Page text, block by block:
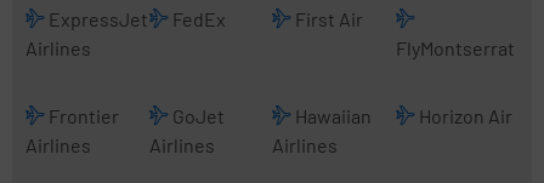
ExpressJet
Airlines
FedEx
First Air
FlyMontserrat
Frontier
Airlines
GoJet
Airlines
Hawaiian
Airlines
Horizon Air